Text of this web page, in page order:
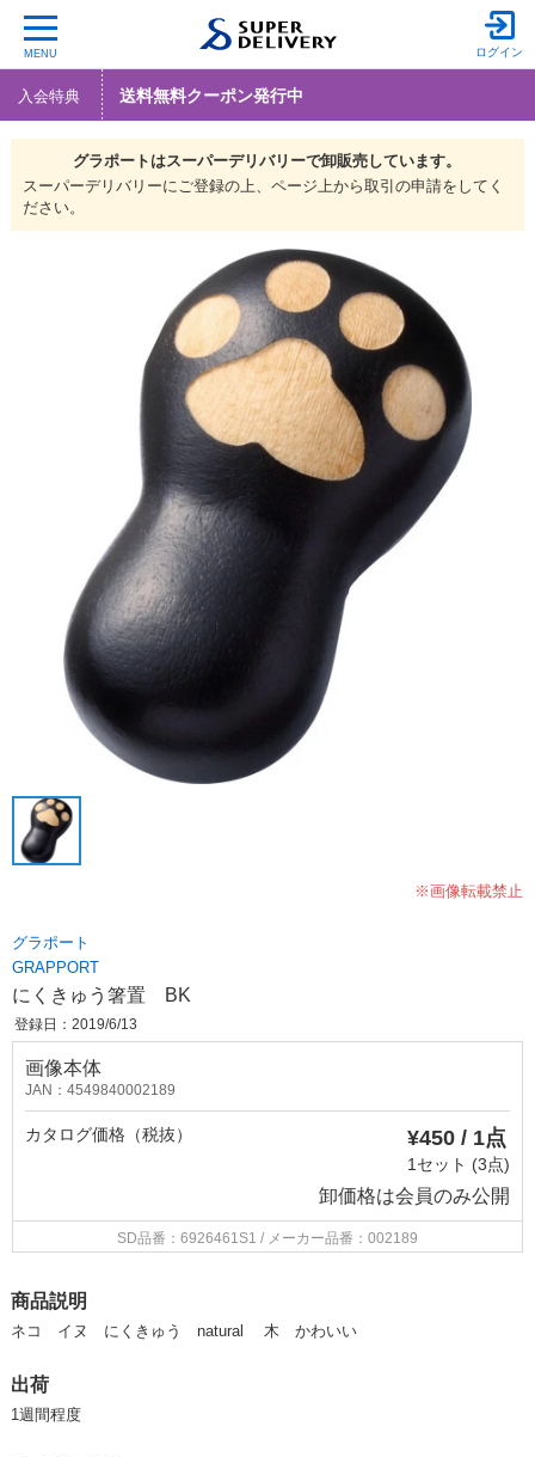
MENU ログイン
入会特典 送料無料クーポン発行中
グラポートはスーパーデリバリーで卸販売しています。
スーパーデリバリーにご登録の上、ページ上から取引の申請をしてく
ださい。
※画像転載禁止
グラポート
GRAPPORT
にくきゅう箸置 BK
登録日：2019/6/13
画像本体
JAN：4549840002189
カタログ価格（税抜） ¥450 / 1点
1セット (3点)
卸価格は会員のみ公開
SD品番：6926461S1 / メーカー品番：002189
商品説明
ネコ イヌ にくきゅう natural 木 かわいい
出荷
1週間程度